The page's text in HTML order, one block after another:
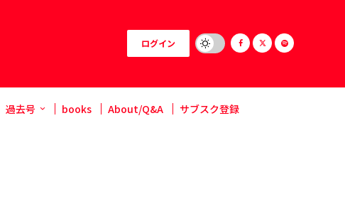
ログイン
過去号 books About/Q&A サブスク登録